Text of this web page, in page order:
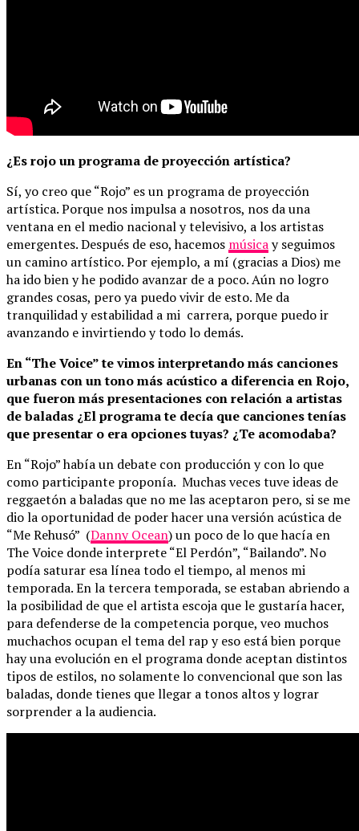
¿Es rojo un programa de proyección artística?
Sí, yo creo que “Rojo” es un programa de proyección
artística. Porque nos impulsa a nosotros, nos da una
ventana en el medio nacional y televisivo, a los artistas
emergentes. Después de eso, hacemos músicay seguimos
un camino artístico. Por ejemplo, a mí (gracias a Dios) me
ha ido bien y he podido avanzar de a poco. Aún no logro
grandes cosas, pero ya puedo vivir de esto. Me da
tranquilidad y estabilidad a mi carrera, porque puedo ir
avanzando e invirtiendo y todo lo demás.
En “The Voice” te vimos interpretando más canciones
urbanas con un tono más acústico a diferencia en Rojo,
que fueron más presentaciones con relación a artistas
de baladas ¿El programa te decía que canciones tenías
que presentar o era opciones tuyas? ¿Te acomodaba?
En “Rojo” había un debate con producción y con lo que
como participante proponía. Muchas veces tuve ideas de
reggaetón a baladas que no me las aceptaron pero, si se me
dio la oportunidad de poder hacer una versión acústica de
“Me Rehusó” (Danny Ocean) un poco de lo que hacía en
The Voice donde interprete “El Perdón”, “Bailando”. No
podía saturar esa línea todo el tiempo, al menos mi
temporada. En la tercera temporada, se estaban abriendo a
la posibilidad de que el artista escoja que le gustaría hacer,
para defenderse de la competencia porque, veo muchos
muchachos ocupan el tema del rap y eso está bien porque
hay una evolución en el programa donde aceptan distintos
tipos de estilos, no solamente lo convencional que son las
baladas, donde tienes que llegar a tonos altos y lograr
sorprender a la audiencia.